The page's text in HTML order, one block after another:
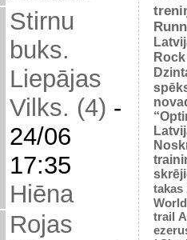
Stirnu
buks.
Liepājas
Vilks. (4) -
24/06
17:35
Hiēna
Rojas
takas
trail